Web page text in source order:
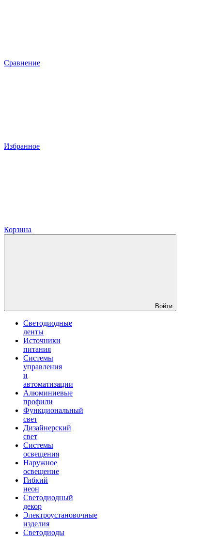
Сравнение
Избранное
Корзина
Войти
Светодиодные
ленты
Источники
питания
Системы
управления
и
автоматизации
Алюминиевые
профили
Функциональный
свет
Дизайнерский
свет
Системы
освещения
Наружное
освещение
Гибкий
неон
Светодиодный
декор
Электроустановочные
изделия
Светодиоды